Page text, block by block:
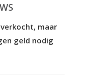
maar
geld nodig